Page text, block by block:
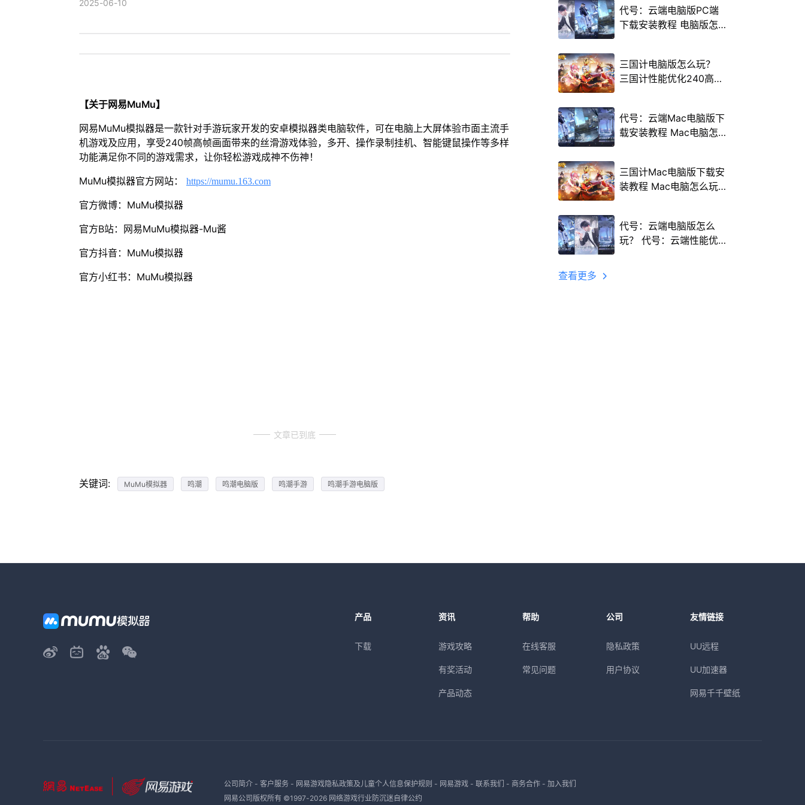
2025-06-10
【关于网易MuMu】
网易MuMu模拟器是一款针对手游玩家开发的安卓模拟器类电脑软件，可在电脑上大屏体验市面主流手
机游戏及应用，享受240帧高帧画面带来的丝滑游戏体验，多开、操作录制挂机、智能键鼠操作等多样
功能满足你不同的游戏需求，让你轻松游戏成神不伤神！
MuMu模拟器官方网站： https://mumu.163.com
官方微博：MuMu模拟器
官方B站：网易MuMu模拟器-Mu酱
官方抖音：MuMu模拟器
官方小红书：MuMu模拟器
文章已到底
关键词: MuMu模拟器 鸣潮 鸣潮电脑版 鸣潮手游 鸣潮手游电脑版
代号：云端电脑版PC端
下载安装教程 电脑版怎
三国计电脑版怎么玩？
三国计性能优化240高帧
代号：云端Mac电脑版下
载安装教程 Mac电脑怎
三国计Mac电脑版下载安
装教程 Mac电脑怎么玩
代号：云端电脑版怎么
玩？ 代号：云端性能优
查看更多
产品
下载
资讯
游戏攻略
有奖活动
产品动态
帮助
在线客服
常见问题
公司
隐私政策
用户协议
友情链接
UU远程
UU加速器
网易千千壁纸
公司简介- 客户服务- 网易游戏隐私政策及儿童个人信息保护规则 - 网易游戏- 联系我们 - 商务合作- 加入我们
网易公司版权所有 ©1997-2026 网络游戏行业防沉迷自律公约